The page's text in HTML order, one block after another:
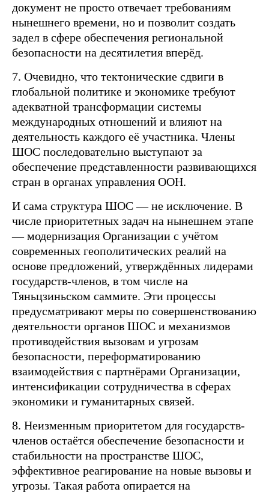
документ не просто отвечает требованиям
нынешнего времени, но и позволит создать
задел в сфере обеспечения региональной
безопасности на десятилетия вперёд.
7. Очевидно, что тектонические сдвиги в
глобальной политике и экономике требуют
адекватной трансформации системы
международных отношений и влияют на
деятельность каждого её участника. Члены
ШОС последовательно выступают за
обеспечение представленности развивающихся
стран в органах управления ООН.
И сама структура ШОС — не исключение. В
числе приоритетных задач на нынешнем этапе
— модернизация Организации с учётом
современных геополитических реалий на
основе предложений, утверждённых лидерами
государств-членов, в том числе на
Тяньцзиньском саммите. Эти процессы
предусматривают меры по совершенствованию
деятельности органов ШОС и механизмов
противодействия вызовам и угрозам
безопасности, переформатированию
взаимодействия с партнёрами Организации,
интенсификации сотрудничества в сферах
экономики и гуманитарных связей.
8. Неизменным приоритетом для государств-
членов остаётся обеспечение безопасности и
стабильности на пространстве ШОС,
эффективное реагирование на новые вызовы и
угрозы. Такая работа опирается на